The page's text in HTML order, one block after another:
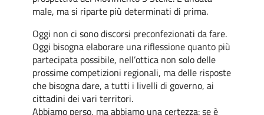
male, ma si riparte più determinati di prima.
Oggi non ci sono discorsi preconfezionati da fare.
Oggi bisogna elaborare una riflessione quanto più
partecipata possibile, nell’ottica non solo delle
prossime competizioni regionali, ma delle risposte
che bisogna dare, a tutti i livelli di governo, ai
cittadini dei vari territori.
Abbiamo perso, ma abbiamo una certezza: se è